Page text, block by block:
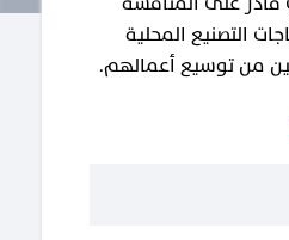
التصنيع المحلية
من توسيع أعمالهم.